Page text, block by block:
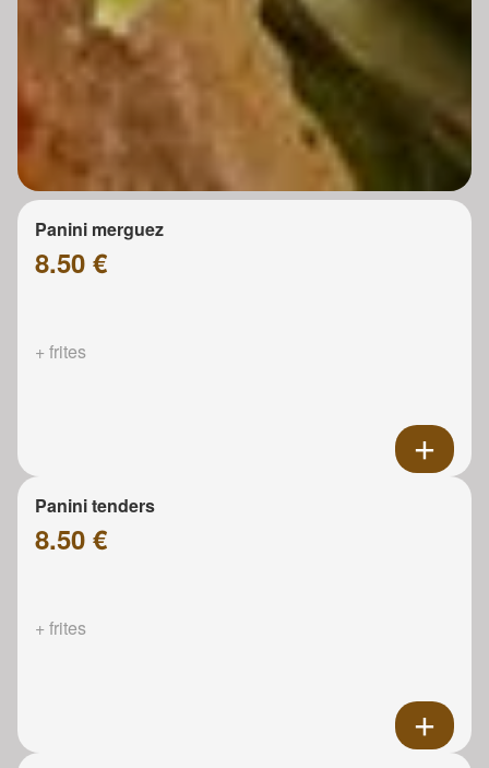
Panini merguez
8.50 €
+ frites
Panini tenders
8.50 €
+ frites